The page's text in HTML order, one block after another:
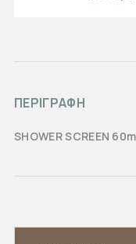
ΠΕΡΙΓΡΑΦΗ
SHOWER SCREEN